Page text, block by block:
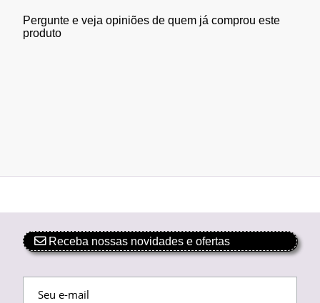
Pergunte e veja opiniões de quem já comprou este
produto
Receba nossas novidades e ofertas